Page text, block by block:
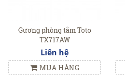
Gương phòng tắm Toto
TX717AW
Liên hệ
MUA HÀNG